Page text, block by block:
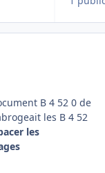
B 4 52 0 de
les B 4 52
les